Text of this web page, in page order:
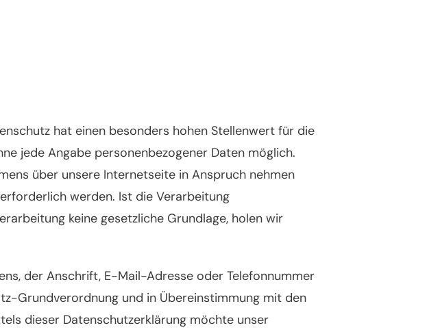
hat einen besonders hohen Stellenwert für die
jede Angabe personenbezogener Daten möglich.
über unsere Internetseite in Anspruch nehmen
werden. Ist die Verarbeitung
keine gesetzliche Grundlage, holen wir
der Anschrift, E-Mail-Adresse oder Telefonnummer
Grundverordnung und in Übereinstimmung mit den
dieser Datenschutzerklärung möchte unser